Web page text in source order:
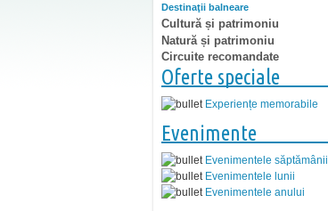
Destinaţii balneare
Cultură și patrimoniu
Natură și patrimoniu
Circuite recomandate
Oferte speciale
Experiențe memorabile
Evenimente
Evenimentele săptămânii
Evenimentele lunii
Evenimentele anului